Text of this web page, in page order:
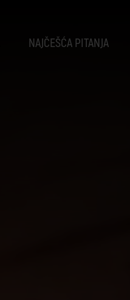
NAJČEŠĆA PITANJA